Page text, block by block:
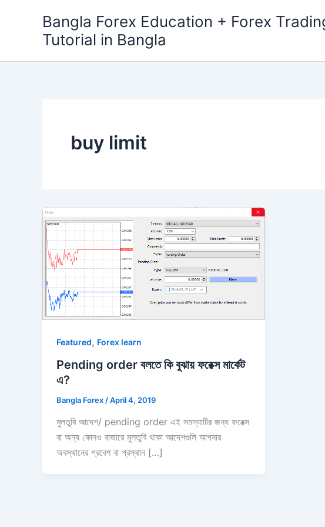
Bangla Forex Education + Forex
Tutorial in Bangla
buy limit
Featured, Forex learn
Pending order বলতে কি বুঝায় ফরেক্স মার্কেট
এ?
Bangla Forex /April 4, 2019
মুলতুবি আদেশ/ pending order এই সমস্যাটির জন্য ফরেক্স
বা অন্য কোনও বাজারে মুলতুবি থাকা আদেশগুলি আপনার
অবস্থানের প্রবেশ বা প্রস্থান […]